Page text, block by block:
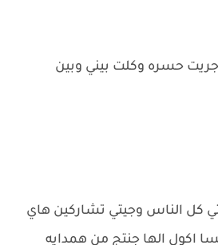
حسره وكلت بيني وبين
كل الناس وجيتي تشاركين هاي
اكول الها جنتج من همدايه